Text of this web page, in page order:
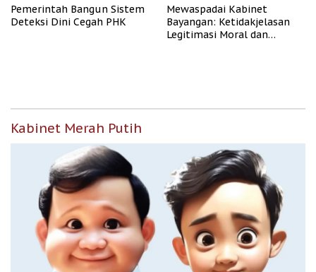
Pemerintah Bangun Sistem
Deteksi Dini Cegah PHK
Mewaspadai Kabinet
Bayangan: Ketidakjelasan
Legitimasi Moral dan
Kabinet Merah Putih